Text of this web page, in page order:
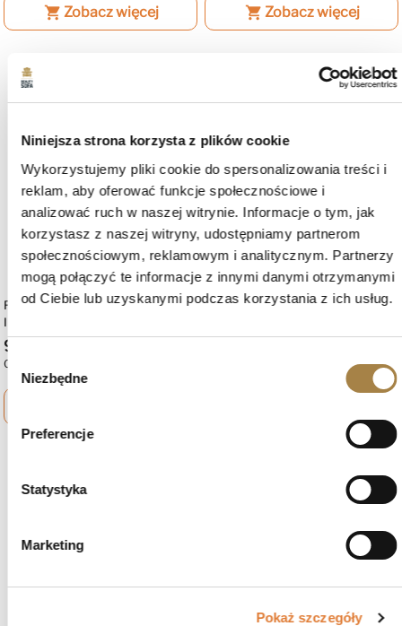
Niniejsza strona korzysta z plików cookie
Wykorzystujemy pliki cookie do spersonalizowania treści i
reklam, aby oferować funkcje społecznościowe i
analizować ruch w naszej witrynie. Informacje o tym, jak
korzystasz z naszej witryny, udostępniamy partnerom
społecznościowym, reklamowym i analitycznym. Partnerzy
mogą połączyć te informacje z innymi danymi otrzymanymi
od Ciebie lub uzyskanymi podczas korzystania z ich usług.
Wybór
zgody
Niezbędne
Preferencje
Statystyka
Marketing
Pokaż szczegóły
shopping_cart Zobacz więcej shopping_cart Zobacz więcej
Regał Z Oświetleniem LED QUBIC
III Dąb Artisan
949 zł
Czas dostawy: 15 dni roboczych
favorite_border
Regał Z Oświetleniem LED QUBIC
Czas dostawy: 15 dni roboczych